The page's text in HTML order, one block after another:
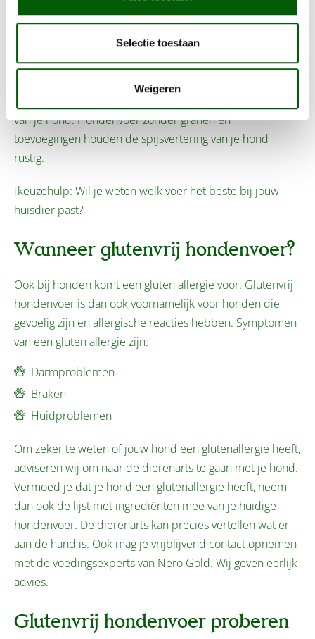
Selectie toestaan
Weigeren
hondenvoer hoeft dus niet meteen graanvrij hondenvoer
te zijn. Let hier goed op als je glutenvrij hondenvoer
nodig hebt en neem contact op met de fabrikant om
zekerheid te krijgen. Het kan ook slim zijn om te kiezen
hypoallergeen hondenvoer
van je hond.Hondenvoer zonder granen en
toevoegingen houden de spijsvertering van je hond
rustig.
[keuzehulp: Wil je weten welk voer het beste bij jouw
huisdier past?]
Wanneer glutenvrij hondenvoer?
Ook bij honden komt een gluten allergie voor. Glutenvrij
hondenvoer is dan ook voornamelijk voor honden die
gevoelig zijn en allergische reacties hebben. Symptomen
van een gluten allergie zijn:
Darmproblemen
Braken
Huidproblemen
Om zeker te weten of jouw hond een glutenallergie heeft,
adviseren wij om naar de dierenarts te gaan met je hond.
Vermoed je dat je hond een glutenallergie heeft, neem
dan ook de lijst met ingrediënten mee van je huidige
hondenvoer. De dierenarts kan precies vertellen wat er
aan de hand is. Ook mag je vrijblijvend contact opnemen
met de voedingsexperts van Nero Gold. Wij geven eerlijk
advies.
Glutenvrij hondenvoer proberen